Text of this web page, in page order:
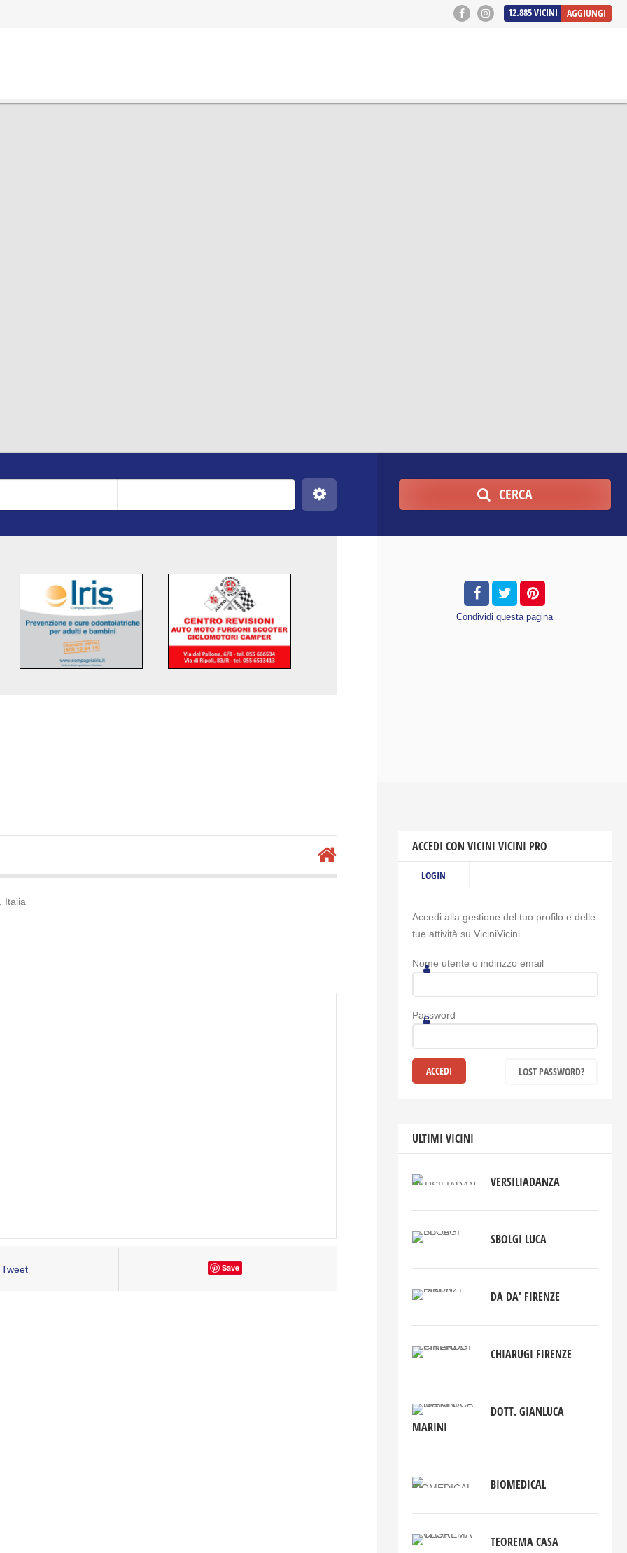
12.885VICINI AGGIUNGI
CERCA
Condividi questa pagina
Italia
Tweet Save
ACCEDI CON VICINI VICINI PRO
LOGIN
Accedi alla gestione del tuo profilo e delle
tue attività su ViciniVicini
Nome utente o indirizzo email
Password
LOST PASSWORD?
ULTIMI VICINI
VERSILIADANZA
SBOLGI LUCA
DA DA' FIRENZE
CHIARUGI FIRENZE
DOTT. GIANLUCA
MARINI
BIOMEDICAL
TEOREMA CASA